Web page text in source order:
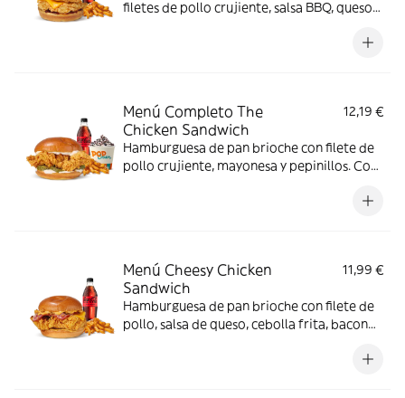
filetes de pollo crujiente, salsa BBQ, queso
Menú Completo The
Chicken Sandwich
12,19 €
Hamburguesa de pan brioche con filete de
pollo crujiente, mayonesa y pepinillos. Con
Menú Cheesy Chicken
Sandwich
11,99 €
Hamburguesa de pan brioche con filete de
pollo, salsa de queso, cebolla frita, bacon